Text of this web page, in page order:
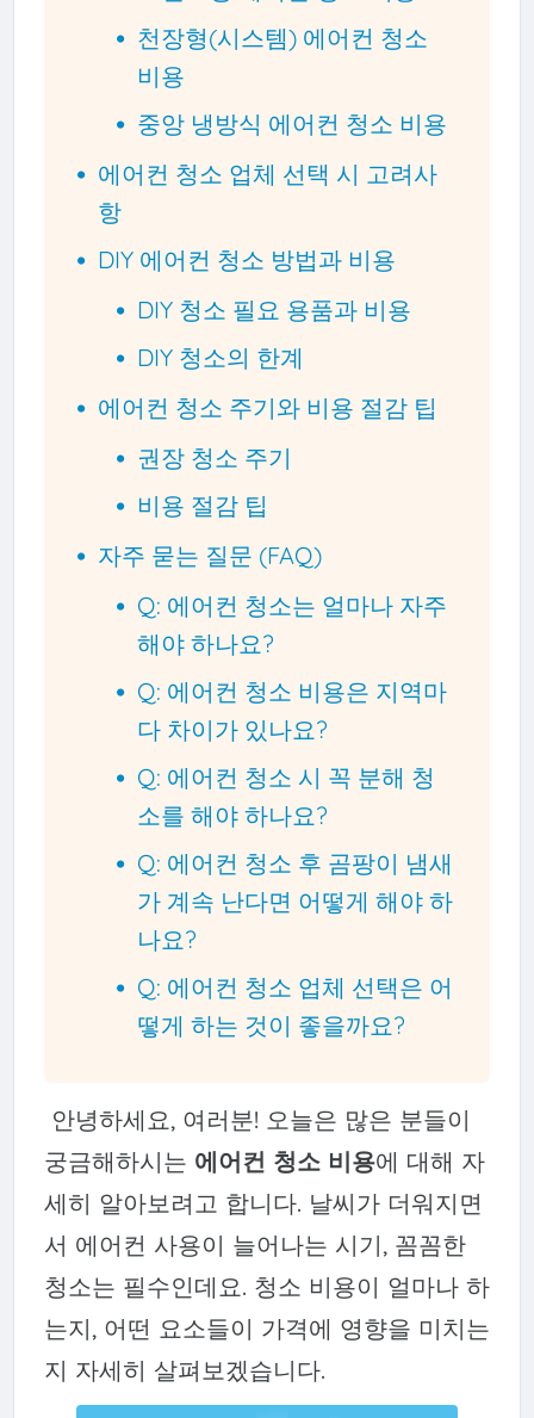
천장형(시스템) 에어컨 청소
비용
중앙 냉방식 에어컨 청소 비용
에어컨 청소 업체 선택 시 고려사
항
DIY 에어컨 청소 방법과 비용
DIY 청소 필요 용품과 비용
DIY 청소의 한계
에어컨 청소 주기와 비용 절감 팁
권장 청소 주기
비용 절감 팁
자주 묻는 질문 (FAQ)
Q: 에어컨 청소는 얼마나 자주
해야 하나요?
Q: 에어컨 청소 비용은 지역마
다 차이가 있나요?
Q: 에어컨 청소 시 꼭 분해 청
소를 해야 하나요?
Q: 에어컨 청소 후 곰팡이 냄새
가 계속 난다면 어떻게 해야 하
나요?
Q: 에어컨 청소 업체 선택은 어
떻게 하는 것이 좋을까요?
안녕하세요, 여러분! 오늘은 많은 분들이
궁금해하시는 에어컨 청소 비용에 대해 자
세히 알아보려고 합니다. 날씨가 더워지면
서 에어컨 사용이 늘어나는 시기, 꼼꼼한
청소는 필수인데요. 청소 비용이 얼마나 하
는지, 어떤 요소들이 가격에 영향을 미치는
지 자세히 살펴보겠습니다.